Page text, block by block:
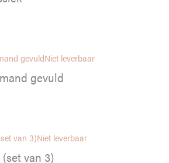
Niet leverbaar
gevuld
Niet leverbaar
van 3)